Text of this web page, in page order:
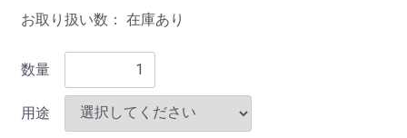
お取り扱い数： 在庫あり
数量
用途